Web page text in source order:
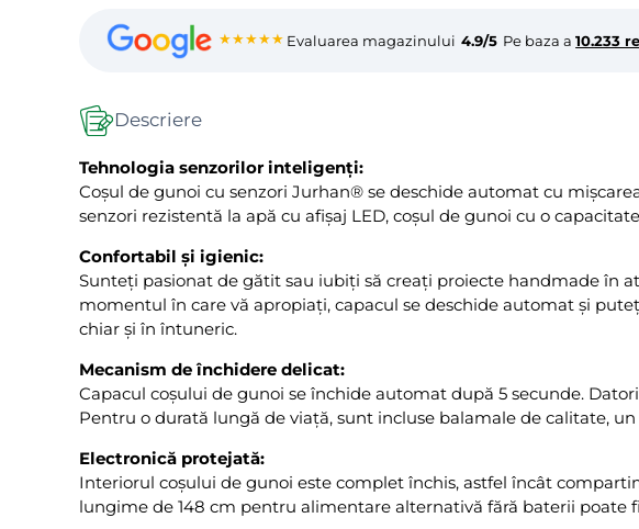
★★★★★ Evaluarea magazinului 4.9/5 Pe baza a10.233
Descriere
Tehnologia senzorilor inteligenți:
Coșul de gunoi cu senzori Jurhan® se deschide automat cu
senzori rezistentă la apă cu afișaj LED, coșul de gunoi cu o
Confortabil și igienic:
Sunteți pasionat de gătit sau iubiți să creați proiecte handmade în
momentul în care vă apropiați, capacul se deschide automat și
chiar și în întuneric.
Mecanism de închidere delicat:
Capacul coșului de gunoi se închide automat după 5 secunde.
Pentru o durată lungă de viață, sunt incluse balamale de calitate,
Electronică protejată:
Interiorul coșului de gunoi este complet închis, astfel încât
lungime de 148 cm pentru alimentare alternativă fără baterii